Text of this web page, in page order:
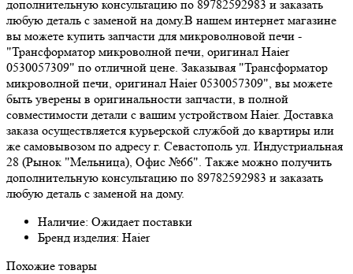
дополнительную консультацию по 89782592983 и заказать
любую деталь с заменой на дому.В нашем интернет магазине
вы можете купить запчасти для микроволновой печи -
"Трансформатор микроволной печи, оригинал Haier
0530057309" по отличной цене. Заказывая "Трансформатор
микроволной печи, оригинал Haier 0530057309", вы можете
быть уверены в оригинальности запчасти, в полной
совместимости детали с вашим устройством Haier. Доставка
заказа осуществляется курьерской службой до квартиры или
же самовывозом по адресу г. Севастополь ул. Индустриальная
28 (Рынок "Мельница), Офис №66". Также можно получить
дополнительную консультацию по 89782592983 и заказать
любую деталь с заменой на дому.
Наличие: Ожидает поставки
Бренд изделия: Haier
Похожие товары